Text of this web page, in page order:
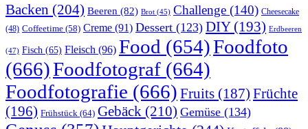
Backen (204) Beeren (82) Brot (45) Challenge (140) Cheesecake
(48) Coffeetime (58) Creme (91) Dessert (123) DIY(193) Erdbeeren
(47) Fisch (65) Fleisch (96) Food (654)Foodfoto
(666)Foodfotograf (664)
Foodfotografie (666) Fruits (187) Früchte
(196) Frühstück (64) Gebäck (210) Gemüse (134)